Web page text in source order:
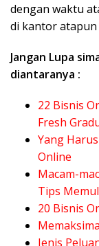
dengan waktu
di kantor atapun
Jangan Lupa
diantaranya :
22 Bisnis
Fresh
Yang
Online
Macam-
Tips
20 Bisnis
Jenis